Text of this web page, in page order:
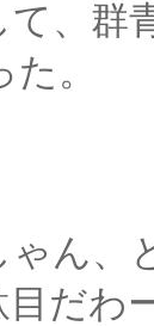
と
。
が
れ